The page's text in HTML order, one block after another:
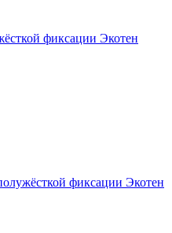
фиксации Экотен
фиксации Экотен